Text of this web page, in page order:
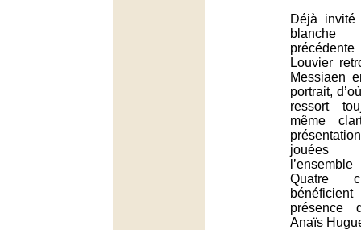
Déjà
Louvier
Messiaen
portrait,
ressort
même
jouées
Quatre
présence
Anaïs